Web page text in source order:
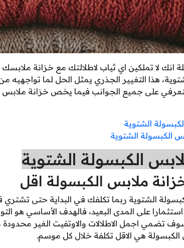
لا تملكين اي ثياب لاطلالتك مع خزانة
هذا التغيير الجذري يمثل الحل لما تواجهيه
على جميع الجوانب فيما يخص خزانة ملابس
الشتوية
الكبسولة الشتوية
الكبسولة الشتوية
ملابس الكبسولة اقل
الشتوية ربما تكلفك في البداية حتى
على المدى البعيد، فالهدف الأساسي هو
تضمي اجمل الاطلالات والاوتفيت الغير محدودة
الكبسولة هي الاقل تكلفة خلال كل موسم.